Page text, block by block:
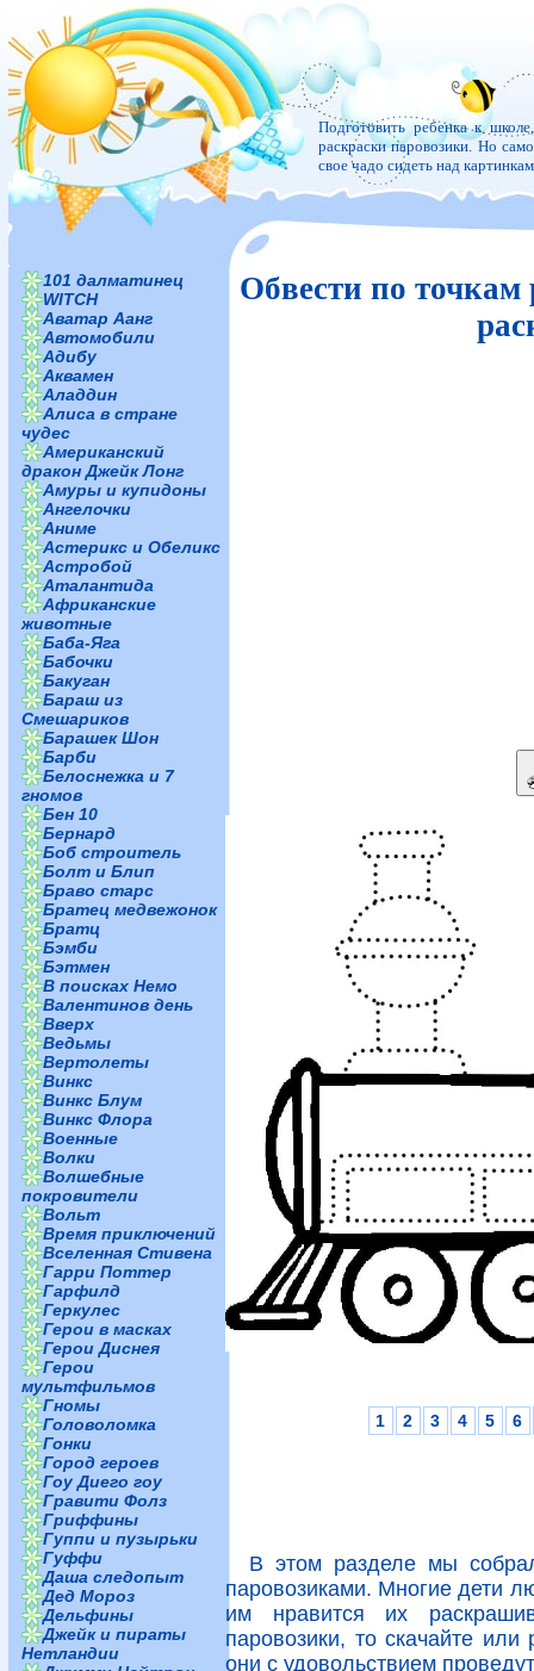
Подготовить ребенка к
раскраски паровозики. Но
свое чадо сидеть над
101 далматинец
WITCH
Аватар Аанг
Автомобили
Адибу
Аквамен
Аладдин
Алиса в стране
чудес
Американский
дракон Джейк Лонг
Амуры и купидоны
Ангелочки
Аниме
Астерикс и Обеликс
Астробой
Аталантида
Африканские
животные
Баба-Яга
Бабочки
Бакуган
Бараш из
Смешариков
Барашек Шон
Барби
Белоснежка и 7
гномов
Бен 10
Бернард
Боб строитель
Болт и Блип
Браво старс
Братец медвежонок
Братц
Бэмби
Бэтмен
В поисках Немо
Валентинов день
Вверх
Ведьмы
Вертолеты
Винкс
Винкс Блум
Винкс Флора
Военные
Волки
Волшебные
покровители
Вольт
Время приключений
Вселенная Стивена
Гарри Поттер
Гарфилд
Геркулес
Герои в масках
Герои Диснея
Герои
мультфильмов
Гномы
Головоломка
Гонки
Город героев
Гоу Диего гоу
Гравити Фолз
Гриффины
Гуппи и пузырьки
Гуффи
Даша следопыт
Дед Мороз
Дельфины
Джейк и пираты
Нетландии
Обвести по
1 2 3 4 5 6
В этом разделе мы
паровозиками. Многие дети
им нравится их
паровозики, то скачайте или
они с удовольствием